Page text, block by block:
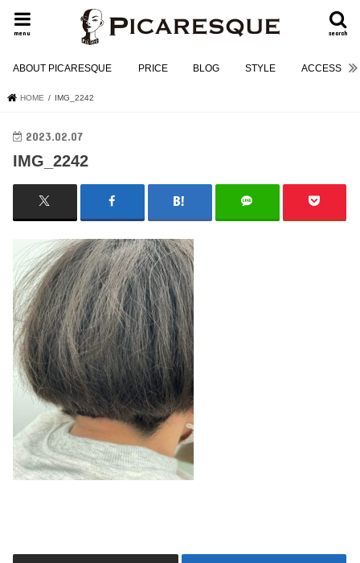
search
menu
ABOUT PICARESQUE PRICE BLOG STYLE ACCESS
HOME IMG_2242
2023.02.07
IMG_2242